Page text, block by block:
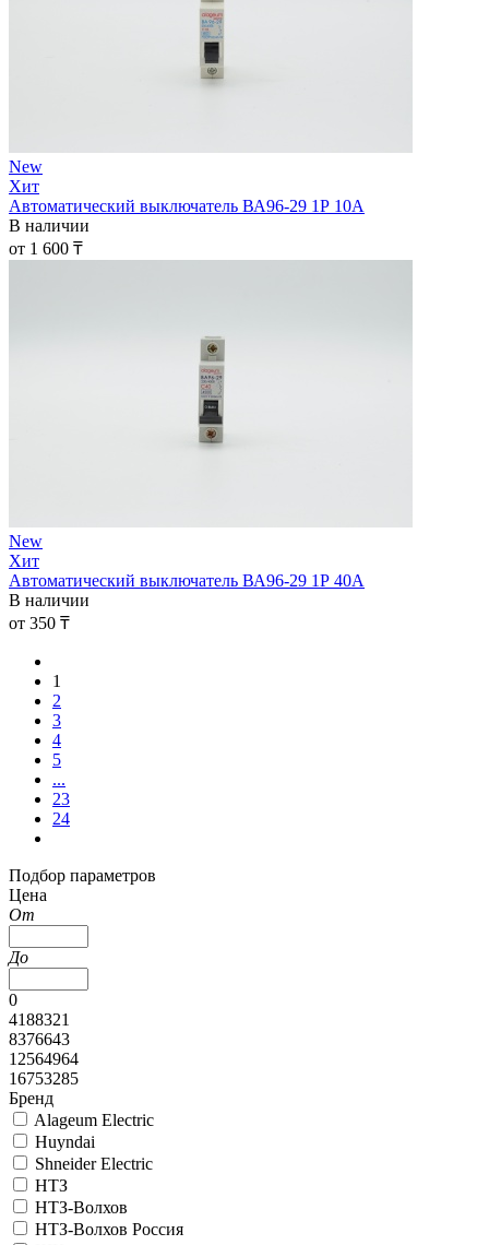
New
Хит
Автоматический выключатель ВА96-29 1Р 10А
В наличии
от 1 600 ₸
New
Хит
Автоматический выключатель ВА96-29 1Р 40А
В наличии
от 350 ₸
1
2
3
4
5
...
23
24
Подбор параметров
Цена
От
До
0
4188321
8376643
12564964
16753285
Бренд
Alageum Electric
Huyndai
Shneider Electric
НТЗ
НТЗ-Волхов
НТЗ-Волхов Россия